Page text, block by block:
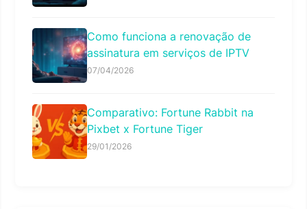
Como funciona a renovação de
assinatura em serviços de IPTV
07/04/2026
Comparativo: Fortune Rabbit na
Pixbet x Fortune Tiger
29/01/2026